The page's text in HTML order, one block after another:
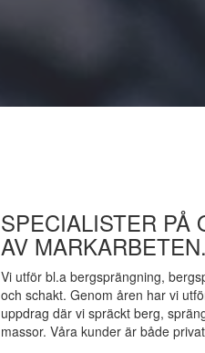
SPECIALISTER PÅ
AV MARKARBETEN.
Vi utför bl.a bergsprängning,
och schakt. Genom åren har vi
uppdrag där vi spräckt berg,
massor. Våra kunder är både